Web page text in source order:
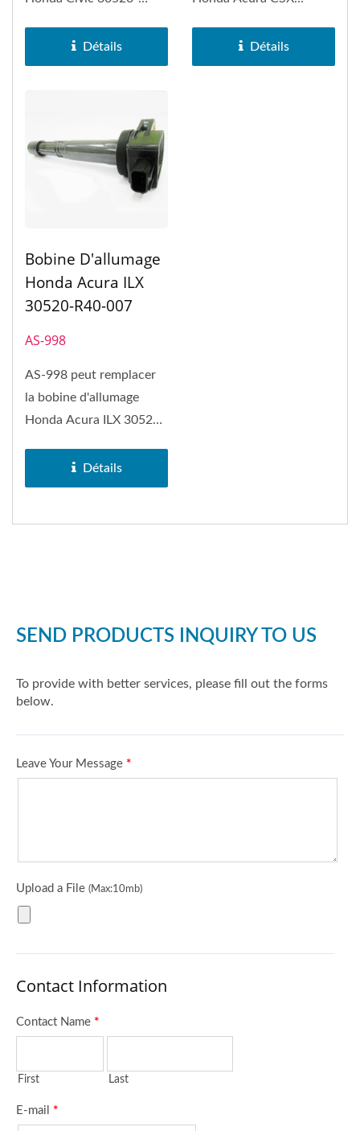
Accord. Le...Détails
bobine d'allumage...
Détails
Bobine D'allumage
Honda Acura ILX
30520-R40-007
AS-998
AS-998 peut remplacer
la bobine d'allumage
Honda Acura ILX 30520-
Détails